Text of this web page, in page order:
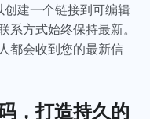
创建一个链接到可编辑
方式始终保持最新。
都会收到您的最新信
，打造持久的